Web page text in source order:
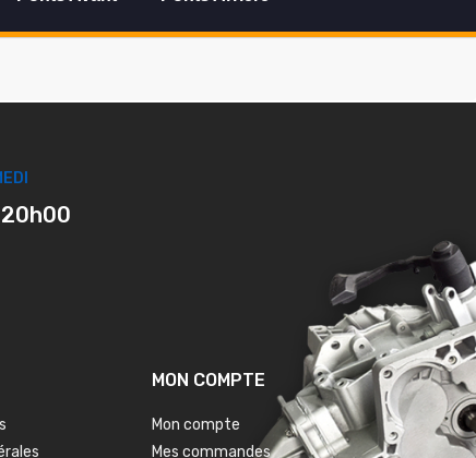
MON COMPTE
Mon compte
Mes commandes